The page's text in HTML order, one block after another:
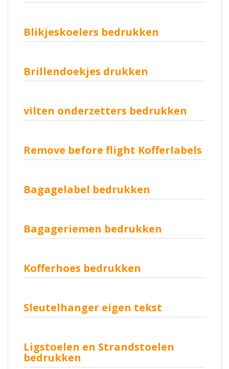
Blikjeskoelers bedrukken
Brillendoekjes drukken
vilten onderzetters bedrukken
Remove before flight Kofferlabels
Bagagelabel bedrukken
Bagageriemen bedrukken
Kofferhoes bedrukken
Sleutelhanger eigen tekst
Ligstoelen en Strandstoelen
bedrukken